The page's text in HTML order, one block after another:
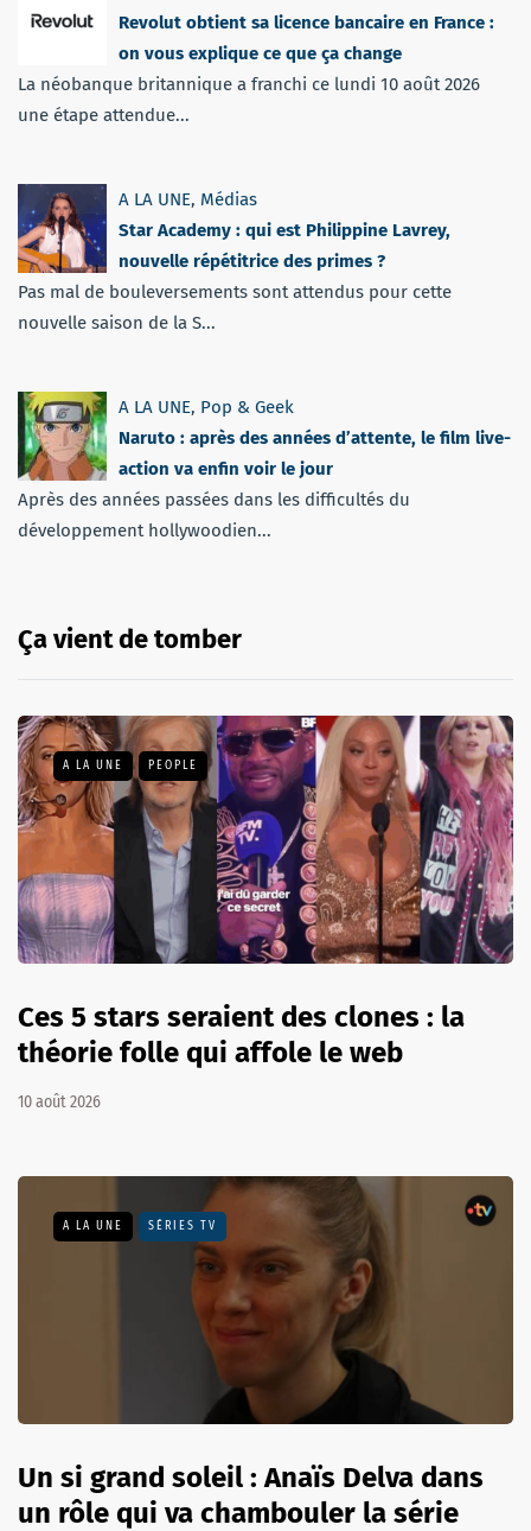
Revolut obtient sa licence bancaire en France :
on vous explique ce que ça change
La néobanque britannique a franchi ce lundi 10 août 2026
une étape attendue...
A LA UNE, Médias
Star Academy : qui est Philippine Lavrey,
nouvelle répétitrice des primes ?
Pas mal de bouleversements sont attendus pour cette
nouvelle saison de la S...
A LA UNE, Pop & Geek
Naruto : après des années d’attente, le film live-
action va enfin voir le jour
Après des années passées dans les difficultés du
développement hollywoodien...
Ça vient de tomber
A LA UNE PEOPLE
Ces 5 stars seraient des clones : la
théorie folle qui affole le web
10 août 2026
A LA UNE SÉRIES TV
Un si grand soleil : Anaïs Delva dans
un rôle qui va chambouler la série